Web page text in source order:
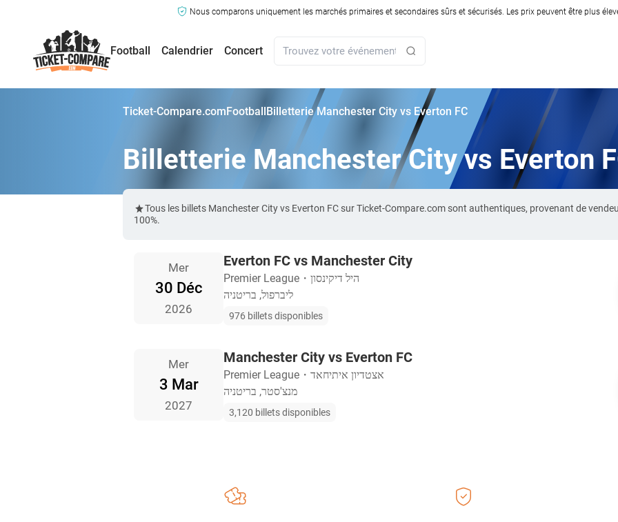
Nous comparons uniquement les marchés primaires et secondaires sûrs et sécurisés. Les prix peuvent être plus
Football Calendrier Concert
Ticket-Compare.comFootballBilletterie Manchester City vs Everton FC
Billetterie Manchester City vs Everton
Tous les billets Manchester City vs Everton FC sur Ticket-Compare.com sont authentiques, provenant de
100%.
Mer
30 Déc
2026
Everton FC vs Manchester City
Premier League ・ היל דיקינסון
ליברפול, בריטניה
976 billets disponibles
Mer
3 Mar
2027
Manchester City vs Everton FC
Premier League ・ אצטדיון איתיחאד
מנצ'סטר, בריטניה
3,120 billets disponibles